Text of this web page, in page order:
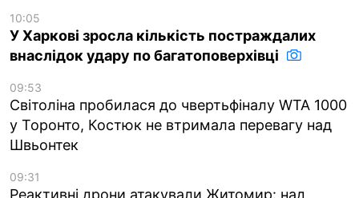
10:05
У Харкові зросла кількість постраждалих
внаслідок удару по багатоповерхівці
09:53
Світоліна пробилася до чвертьфіналу WTA 1000
у Торонто, Костюк не втримала перевагу над
Швьонтек
09:31